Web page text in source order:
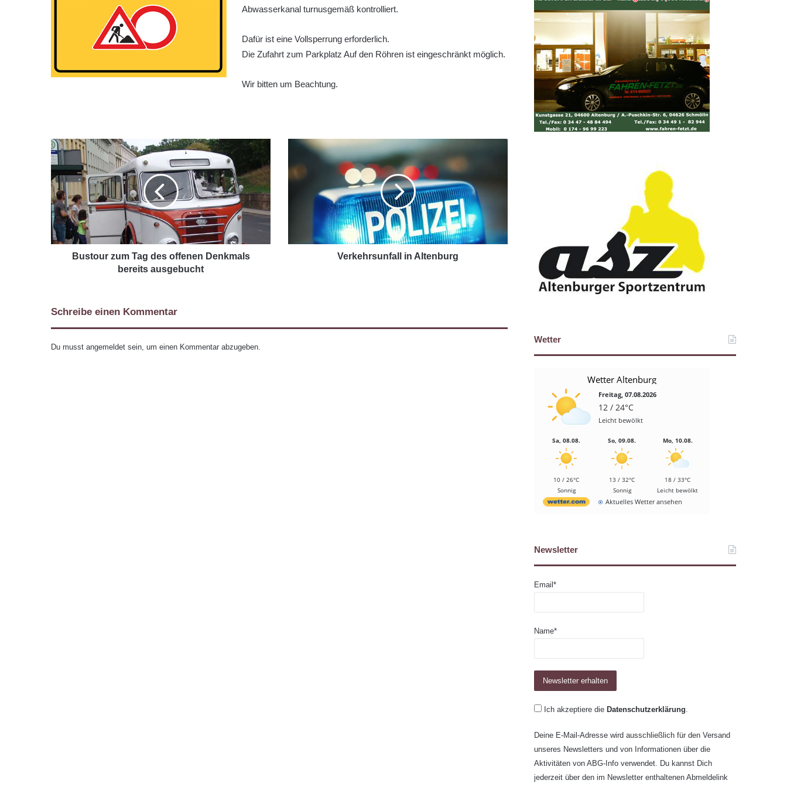
Abwasserkanal turnusgemäß kontrolliert.
Dafür ist eine Vollsperrung erforderlich.
Die Zufahrt zum Parkplatz Auf den Röhren ist eingeschränkt möglich.
Wir bitten um Beachtung.
Bustour zum Tag des offenen Denkmals
bereits ausgebucht
Verkehrsunfall in Altenburg
Schreibe einen Kommentar
Du musst angemeldet sein, um einen Kommentar abzugeben.
Wetter
Wetter Altenburg
Freitag, 07.08.2026
12 / 24°C
Leicht bewölkt
Sa, 08.08.
10 / 26°C
Sonnig
So, 09.08.
13 / 32°C
Sonnig
Mo, 10.08.
18 / 33°C
Leicht bewölkt
Aktuelles Wetter ansehen
Newsletter
Email*
Name*
Ich akzeptiere die Datenschutzerklärung.
Deine E-Mail-Adresse wird ausschließlich für den Versand
unseres Newsletters und von Informationen über die
Aktivitäten von ABG-Info verwendet. Du kannst Dich
jederzeit über den im Newsletter enthaltenen Abmeldelink